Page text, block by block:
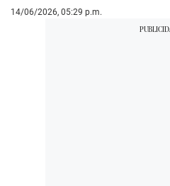
14/06/2026, 05:29 p.m.